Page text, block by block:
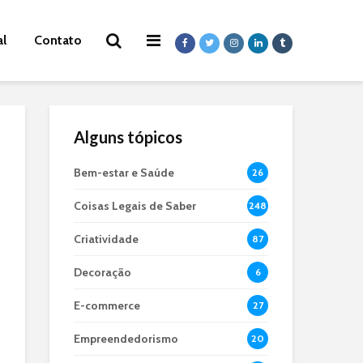
Contato
Alguns tópicos
Bem-estar e Saúde 26
Coisas Legais de Saber 248
Criatividade 87
Decoração 6
E-commerce 27
Empreendedorismo 20